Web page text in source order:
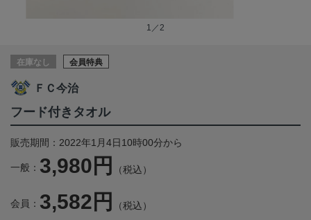
1／2
在庫なし 会員特典
ＦＣ今治
フード付きタオル
販売期間：2022年1月4日10時00分から
一般： 3,980円 （税込）
会員： 3,582円 （税込）